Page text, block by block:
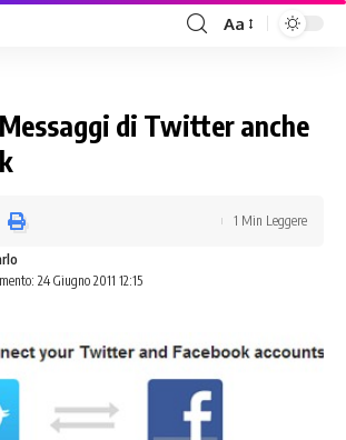
Aa
di Twitter anche
24 Giugno 2011 12:15
1 Min Leggere